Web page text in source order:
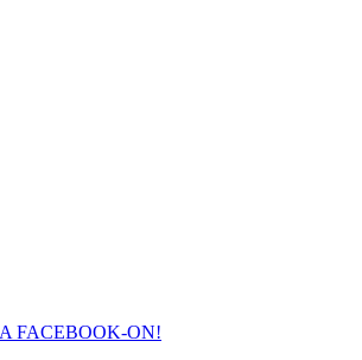
FACEBOOK-ON!